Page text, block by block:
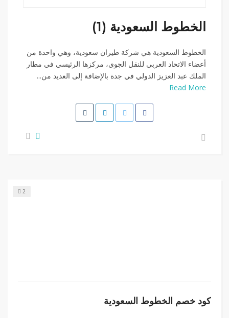
الخطوط السعودية (1)
الخطوط السعودية هي شركة طيران سعودية، وهي واحدة من
أعضاء الاتحاد العربي للنقل الجوي، مركزها الرئيسي في مطار
الملك عبد العزيز الدولي في جدة بالإضافة إلى العديد من...
Read More
2
كود خصم الخطوط السعودية